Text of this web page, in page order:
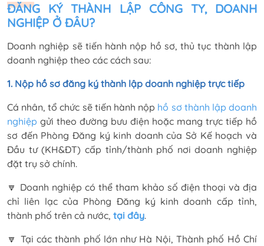
ĐĂNG KÝ THÀNH LẬP CÔNG TY, DOANH
NGHIỆP Ở ĐÂU?
Doanh nghiệp sẽ tiến hành nộp hồ sơ, thủ tục thành lập
doanh nghiệp theo các cách sau:
1. Nộp hồ sơ đăng ký thành lập doanh nghiệp trực tiếp
Cá nhân, tổ chức sẽ tiến hành nộp hồ sơ thành lập doanh
nghiệp gửi theo đường bưu điện hoặc mang trực tiếp hồ
sơ đến Phòng Đăng ký kinh doanh của Sở Kế hoạch và
Đầu tư (KH&ĐT) cấp tỉnh/thành phố nơi doanh nghiệp
đặt trụ sở chính.
🔽 Doanh nghiệp có thể tham khảo số điện thoại và địa
chỉ liên lạc của Phòng Đăng ký kinh doanh cấp tỉnh,
thành phố trên cả nước, tại đây.
🔽 Tại các thành phố lớn như Hà Nội, Thành phố Hồ Chí